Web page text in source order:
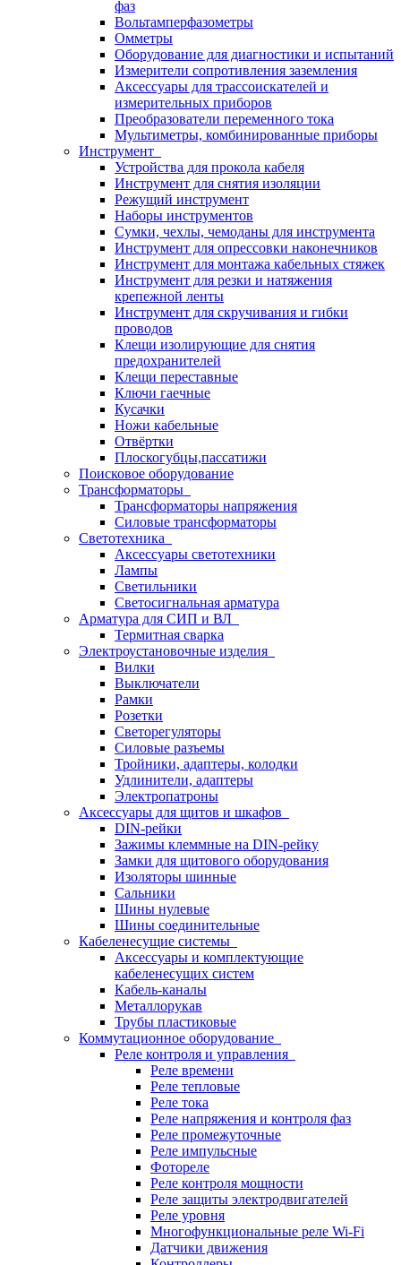
фаз
Вольтамперфазометры
Омметры
Оборудование для диагностики и испытаний
Измерители сопротивления заземления
Аксессуары для трассоискателей и
измерительных приборов
Преобразователи переменного тока
Мультиметры, комбинированные приборы
Инструмент
Устройства для прокола кабеля
Инструмент для снятия изоляции
Режущий инструмент
Наборы инструментов
Сумки, чехлы, чемоданы для инструмента
Инструмент для опрессовки наконечников
Инструмент для монтажа кабельных стяжек
Инструмент для резки и натяжения
крепежной ленты
Инструмент для скручивания и гибки
проводов
Клещи изолирующие для снятия
предохранителей
Клещи переставные
Ключи гаечные
Кусачки
Ножи кабельные
Отвёртки
Плоскогубцы,пассатижи
Поисковое оборудование
Трансформаторы
Трансформаторы напряжения
Силовые трансформаторы
Светотехника
Аксессуары светотехники
Лампы
Светильники
Светосигнальная арматура
Арматура для СИП и ВЛ
Термитная сварка
Электроустановочные изделия
Вилки
Выключатели
Рамки
Розетки
Светорегуляторы
Силовые разъемы
Тройники, адаптеры, колодки
Удлинители, адаптеры
Электропатроны
Аксессуары для щитов и шкафов
DIN-рейки
Зажимы клеммные на DIN-рейку
Замки для щитового оборудования
Изоляторы шинные
Сальники
Шины нулевые
Шины соединительные
Кабеленесущие системы
Аксессуары и комплектующие
кабеленесущих систем
Кабель-каналы
Металлорукав
Трубы пластиковые
Коммутационное оборудование
Реле контроля и управления
Реле времени
Реле тепловые
Реле тока
Реле напряжения и контроля фаз
Реле промежуточные
Реле импульсные
Фотореле
Реле контроля мощности
Реле защиты электродвигателей
Реле уровня
Многофункциональные реле Wi-Fi
Датчики движения